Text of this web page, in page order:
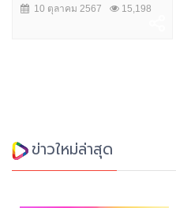
10 ตุลาคม 2567 15,198
ข่าวใหม่ล่าสุด